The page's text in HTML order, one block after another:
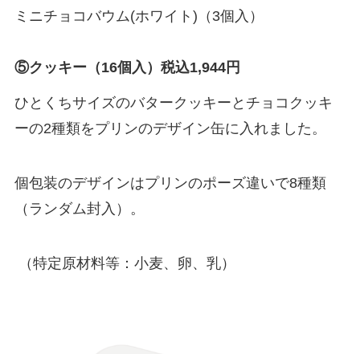
ミニチョコバウム(ホワイト)（3個入）
⑤クッキー（16個入）税込1,944円
ひとくちサイズのバタークッキーとチョコクッキ
ーの2種類をプリンのデザイン缶に入れました。
個包装のデザインはプリンのポーズ違いで8種類
（ランダム封入）。
（特定原材料等：小麦、卵、乳）